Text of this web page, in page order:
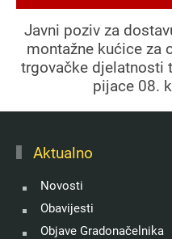
Javni poziv za
montažne kućice za
trgovačke djelatnosti
pijace 08.
Aktualno
Novosti
Obavijesti
Objave Gradonačelnika